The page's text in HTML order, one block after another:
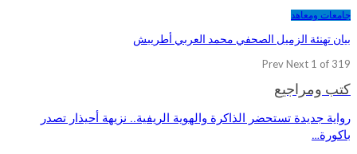
جامعات ومعاهد
بيان تهنئة الزميل الصحفي محمد العربي أطريبش
PrevNext 1 of 319
كتب ومراجيع
رواية جديدة تستحضر الذاكرة والهوية الريفية.. نزيهة أحيذار تصدر
باكورة…